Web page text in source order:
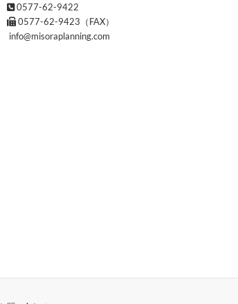
0577-62-9422
0577-62-9423（FAX）
info@misoraplanning.com